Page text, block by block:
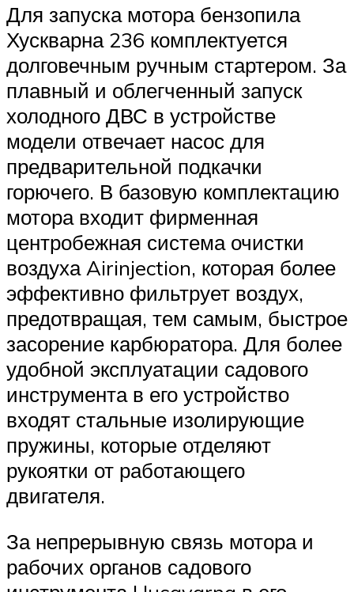
Для запуска мотора бензопила
Хускварна 236 комплектуется
долговечным ручным стартером. За
плавный и облегченный запуск
холодного ДВС в устройстве
модели отвечает насос для
предварительной подкачки
горючего. В базовую комплектацию
мотора входит фирменная
центробежная система очистки
воздуха Airinjection, которая более
эффективно фильтрует воздух,
предотвращая, тем самым, быстрое
засорение карбюратора. Для более
удобной эксплуатации садового
инструмента в его устройство
входят стальные изолирующие
пружины, которые отделяют
рукоятки от работающего
двигателя.
За непрерывную связь мотора и
рабочих органов садового